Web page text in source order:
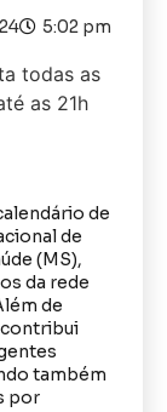
5:02 pm
de
de
(MS),
da rede
de
contribui
também
por